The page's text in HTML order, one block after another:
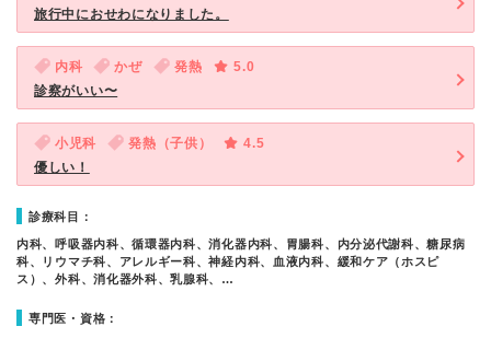
旅行中におせわになりました。
内科 かぜ 発熱
5.0
診察がいい〜
小児科 発熱（子供）
4.5
優しい！
診療科目：
内科、呼吸器内科、循環器内科、消化器内科、胃腸科、内分泌代謝科、糖尿病
科、リウマチ科、アレルギー科、神経内科、血液内科、緩和ケア（ホスピ
ス）、外科、消化器外科、乳腺科、…
専門医・資格：